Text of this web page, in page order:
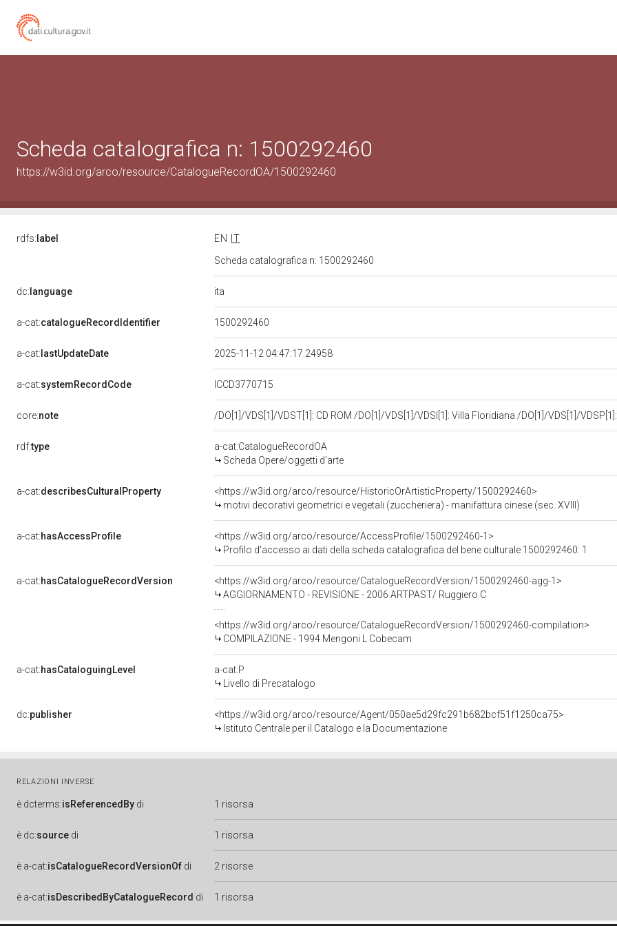
Scheda catalografica n: 1500292460
https://w3id.org/arco/resource/CatalogueRecordOA/1500292460
rdfs: label EN
IT
Scheda catalografica n: 1500292460
dc: language ita
a-cat:catalogueRecordIdentifier 1500292460
a-cat: lastUpdateDate 2025-11-12 04:47:17.24958
a-cat:systemRecordCode ICCD3770715
core:note /DO[1]/VDS[1]/VDST[1]: CD ROM /DO[1]/VDS[1]/VDSI[1]: Villa Floridiana /DO[1]/VDS[1]/
rdf:type
a-cat:CatalogueRecordOA
Scheda Opere/oggetti d'arte
a-cat:describesCulturalProperty
<https://w3id.org/arco/resource/HistoricOrArtisticProperty/1500292460>
motivi decorativi geometrici e vegetali (zuccheriera) - manifattura cinese (sec. XVIII)
a-cat:hasAccessProfile
<https://w3id.org/arco/resource/AccessProfile/1500292460-1>
Profilo d'accesso ai dati della scheda catalografica del bene culturale 1500292460: 1
a-cat:hasCatalogueRecordVersion
<https://w3id.org/arco/resource/CatalogueRecordVersion/1500292460-agg-1>
AGGIORNAMENTO - REVISIONE - 2006 ARTPAST/ Ruggiero C
<https://w3id.org/arco/resource/CatalogueRecordVersion/1500292460-compilation>
COMPILAZIONE - 1994 Mengoni L Cobecam
a-cat:hasCataloguingLevel
a-cat:P
Livello di Precatalogo
dc:publisher
<https://w3id.org/arco/resource/Agent/050ae5d29fc291b682bcf51f1250ca75>
Istituto Centrale per il Catalogo e la Documentazione
RELAZIONI INVERSE
è dcterms:isReferencedBy di 1 risorsa
è dc:source di 1 risorsa
è a-cat:isCatalogueRecordVersionOf di 2 risorse
è a-cat:isDescribedByCatalogueRecord di 1 risorsa